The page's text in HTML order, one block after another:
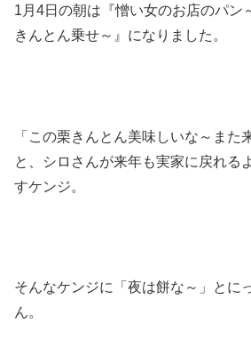
1月4日の朝は『憎い女のお店のパン
きんとん乗せ～』になりました。
「この栗きんとん美味しいな～また
と、シロさんが来年も実家に戻れる
すケンジ。
そんなケンジに「夜は餅な～」とに
ん。